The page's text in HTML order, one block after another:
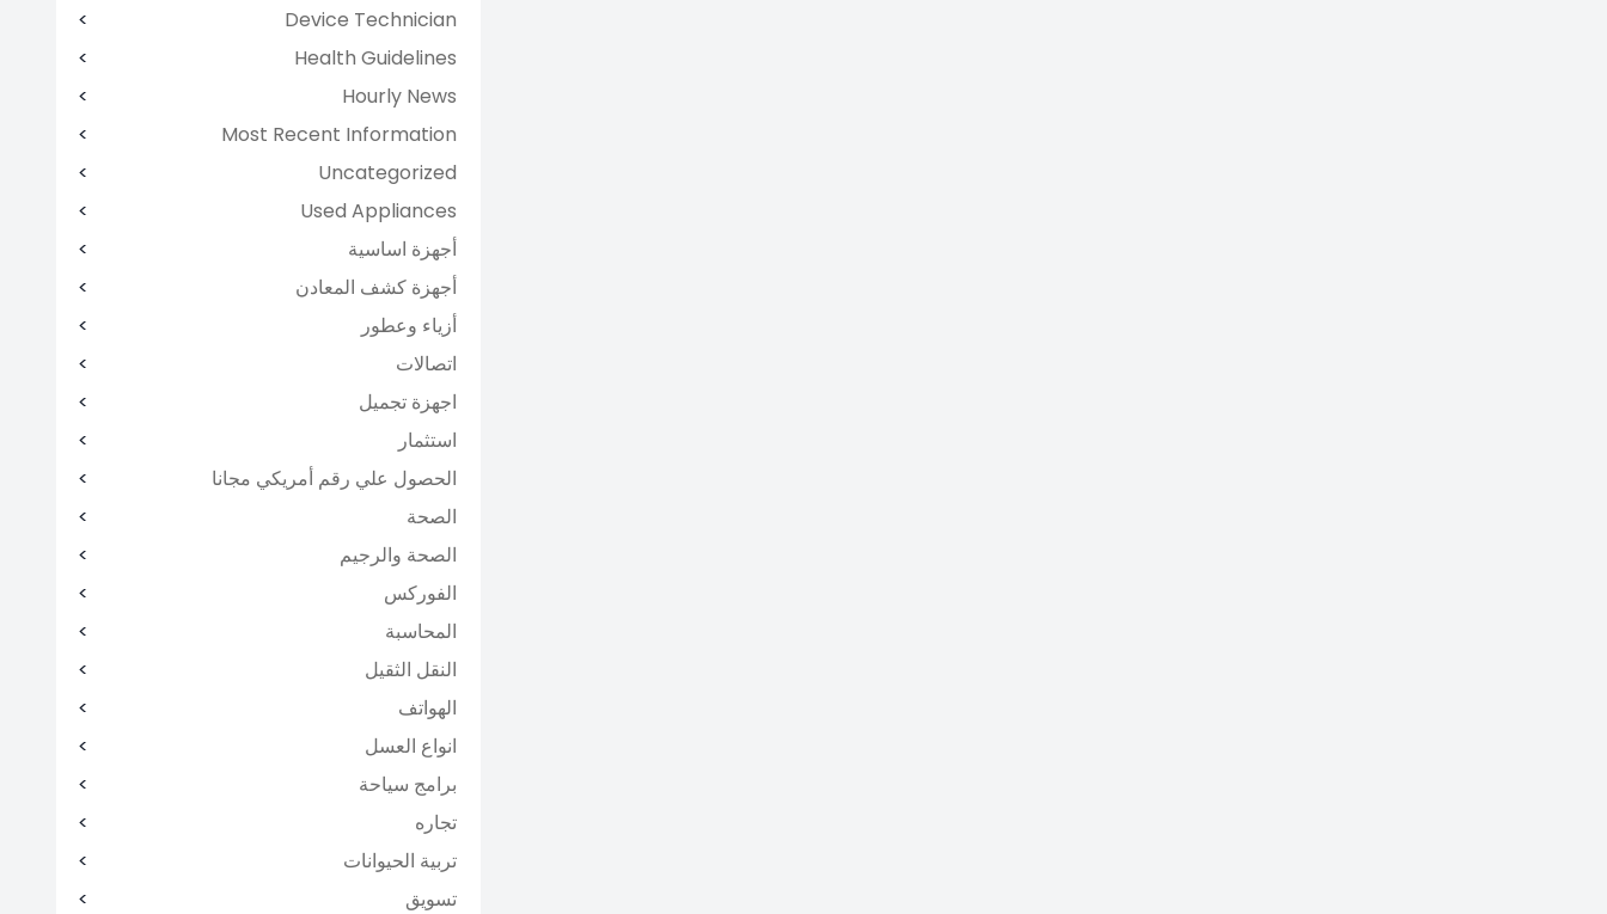
Device Technician
Health Guidelines
Hourly News
Most Recent Information
Uncategorized
Used Appliances
أجهزة اساسية
أجهزة كشف المعادن
أزياء وعطور
اتصالات
اجهزة تجميل
استثمار
الحصول علي رقم أمريكي مجانا
الصحة
الصحة والرجيم
الفوركس
المحاسبة
النقل الثقيل
الهواتف
انواع العسل
برامج سياحة
تجاره
تربية الحيوانات
تسويق